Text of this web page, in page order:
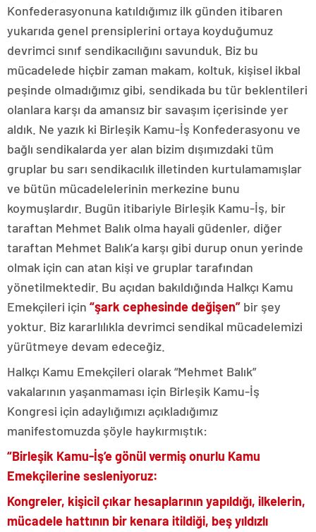
Konfederasyonuna katıldığımız ilk günden itibaren
yukarıda genel prensiplerini ortaya koyduğumuz
devrimci sınıf sendikacılığını savunduk. Biz bu
mücadelede hiçbir zaman makam, koltuk, kişisel ikbal
peşinde olmadığımız gibi, sendikada bu tür beklentileri
olanlara karşı da amansız bir savaşım içerisinde yer
aldık. Ne yazık ki Birleşik Kamu-İş Konfederasyonu ve
bağlı sendikalarda yer alan bizim dışımızdaki tüm
gruplar bu sarı sendikacılık illetinden kurtulamamışlar
ve bütün mücadelelerinin merkezine bunu
koymuşlardır. Bugün itibariyle Birleşik Kamu-İş, bir
taraftan Mehmet Balık olma hayali güdenler, diğer
taraftan Mehmet Balık’a karşı gibi durup onun yerinde
olmak için can atan kişi ve gruplar tarafından
yönetilmektedir. Bu açıdan bakıldığında Halkçı Kamu
Emekçileri için “şark cephesinde değişen” bir şey
yoktur. Biz kararlılıkla devrimci sendikal mücadelemizi
yürütmeye devam edeceğiz.
Halkçı Kamu Emekçileri olarak “Mehmet Balık”
vakalarının yaşanmaması için Birleşik Kamu-İş
Kongresi için adaylığımızı açıkladığımız
manifestomuzda şöyle haykırmıştık:
“Birleşik Kamu-İş’e gönül vermiş onurlu Kamu
Emekçilerine sesleniyoruz:
Kongreler, kişicil çıkar hesaplarının yapıldığı, ilkelerin,
mücadele hattının bir kenara itildiği, beş yıldızlı